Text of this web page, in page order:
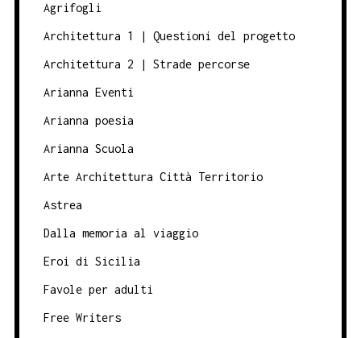
Agrifogli
Architettura 1 | Questioni del progetto
Architettura 2 | Strade percorse
Arianna Eventi
Arianna poesia
Arianna Scuola
Arte Architettura Città Territorio
Astrea
Dalla memoria al viaggio
Eroi di Sicilia
Favole per adulti
Free Writers